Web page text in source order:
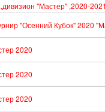
"Мастер" ,2020-2021
"Осенний Кубок" 2020
2020
2020
2020